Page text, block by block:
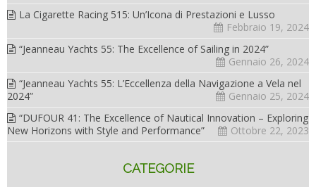
La Cigarette Racing 515: Un’Icona di Prestazioni e Lusso
Febbraio 19, 2024
“Jeanneau Yachts 55: The Excellence of Sailing in 2024”
Gennaio 26, 2024
“Jeanneau Yachts 55: L’Eccellenza della Navigazione a Vela nel
2024”
Gennaio 25, 2024
“DUFOUR 41: The Excellence of Nautical Innovation – Exploring
New Horizons with Style and Performance”
Ottobre 22, 2023
CATEGORIE